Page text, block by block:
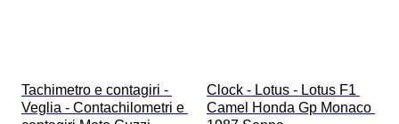
Tachimetro e contagiri -
Veglia - Contachilometri e
Clock - Lotus - Lotus F1
Camel Honda Gp Monaco